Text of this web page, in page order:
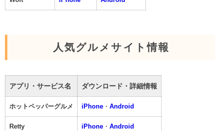
人気グルメサイト情報
アプリ・サービス名 ダウンロード・詳細情報
ホットペッパーグルメ iPhone ・ Android
Retty iPhone ・ Android